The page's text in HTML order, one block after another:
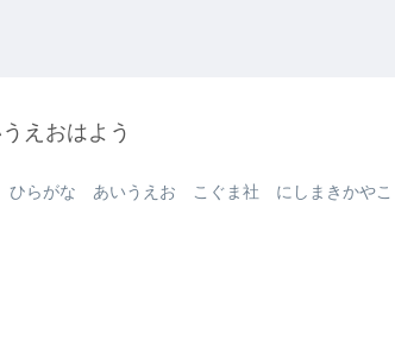
えおはよう
らがな あいうえお こぐま社 にしまきかやこ